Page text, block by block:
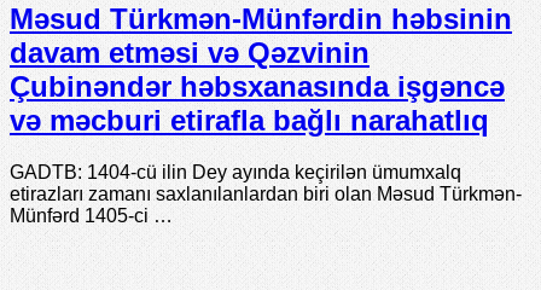
Məsud Türkmən-Münfərdin həbsinin
davam etməsi və Qəzvinin
Çubinəndər həbsxanasında işgəncə
və məcburi etirafla bağlı narahatlıq
GADTB: 1404-cü ilin Dey ayında keçirilən ümumxalq
etirazları zamanı saxlanılanlardan biri olan Məsud Türkmən-
Münfərd 1405-ci …